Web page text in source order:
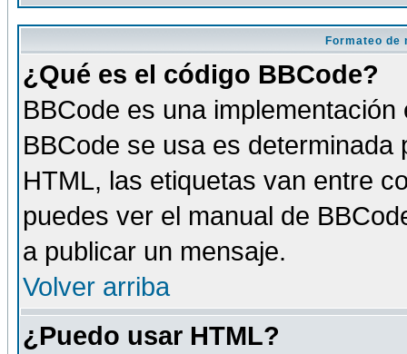
Formateo de
¿Qué es el código BBCode?
BBCode es una
BBCode se usa es
HTML, las etiquetas van entre
puedes ver el manual de
a publicar un mensaje.
Volver arriba
¿Puedo usar HTML?